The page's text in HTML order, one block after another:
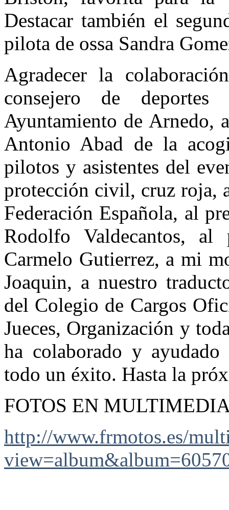
Destacar también el
pilota de ossa Sandra
Agradecer la
consejero de
Ayuntamiento de Arnedo,
Antonio Abad de la
pilotos y asistentes del
protección civil, cruz roja,
Federación Española, al
Rodolfo Valdecantos,
Carmelo Gutierrez, a mi
Joaquin, a nuestro
del Colegio de Cargos
Jueces, Organización y
ha colaborado y
todo un éxito. Hasta la
FOTOS EN
http://www.frmotos.es/